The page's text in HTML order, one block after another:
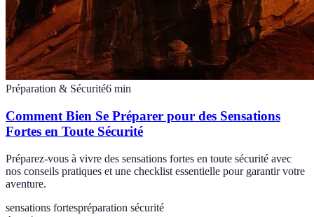
Préparation & Sécurité6 min
Comment Bien Se Préparer pour des Sensations
Fortes en Toute Sécurité
Préparez-vous à vivre des sensations fortes en toute sécurité avec
nos conseils pratiques et une checklist essentielle pour garantir votre
aventure.
sensations fortespréparation sécurité